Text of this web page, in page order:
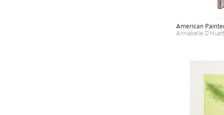
American
Annabelle